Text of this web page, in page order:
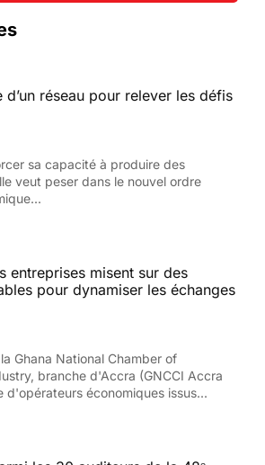
d’un réseau pour relever les défis
sa capacité à produire des
veut peser dans le nouvel ordre
entreprises misent sur des
pour dynamiser les échanges
Ghana National Chamber of
branche d'Accra (GNCCI Accra
d'opérateurs économiques issus...